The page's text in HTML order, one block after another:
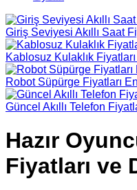
Giriş Seviyesi Akıllı Saat
Kablosuz Kulaklık
Robot Süpürge Fiyatları
Güncel Akıllı Telefon
Hazır
Fiyatları ve